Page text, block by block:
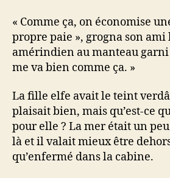
« Comme ça, on économise
propre paie », grogna son
amérindien au manteau garni
me va bien comme ça. »
La fille elfe avait le teint
plaisait bien, mais qu’est-ce
pour elle ? La mer était un
là et il valait mieux être
qu’enfermé dans la cabine.